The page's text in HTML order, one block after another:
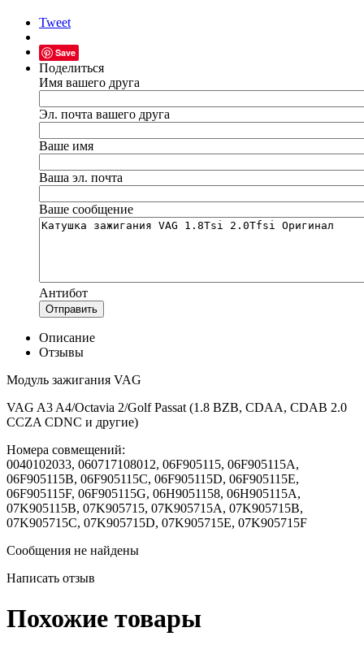
Tweet
Save
Поделиться
Имя вашего друга
Эл. почта вашего друга
Ваше имя
Ваша эл. почта
Ваше сообщение
Антибот
Отправить
Описание
Отзывы
Модуль зажигания VAG
VAG A3 A4/Octavia 2/Golf Passat (1.8 BZB, CDAA, CDAB 2.0
CCZA CDNC и другие)
Номера совмещений:
0040102033, 060717108012, 06F905115, 06F905115A,
06F905115B, 06F905115C, 06F905115D, 06F905115E,
06F905115F, 06F905115G, 06H9051158, 06H905115A,
07K905115B, 07K905715, 07K905715A, 07K905715B,
07K905715C, 07K905715D, 07K905715E, 07K905715F
Сообщения не найдены
Написать отзыв
Похожие товары